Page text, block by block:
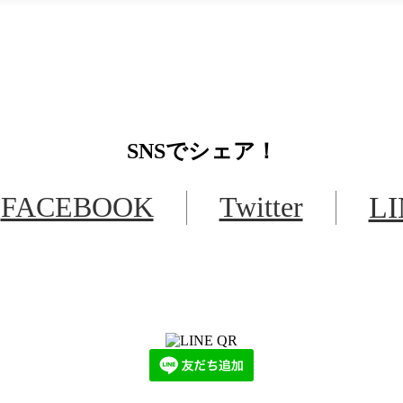
SNSでシェア！
FACEBOOK Twitter